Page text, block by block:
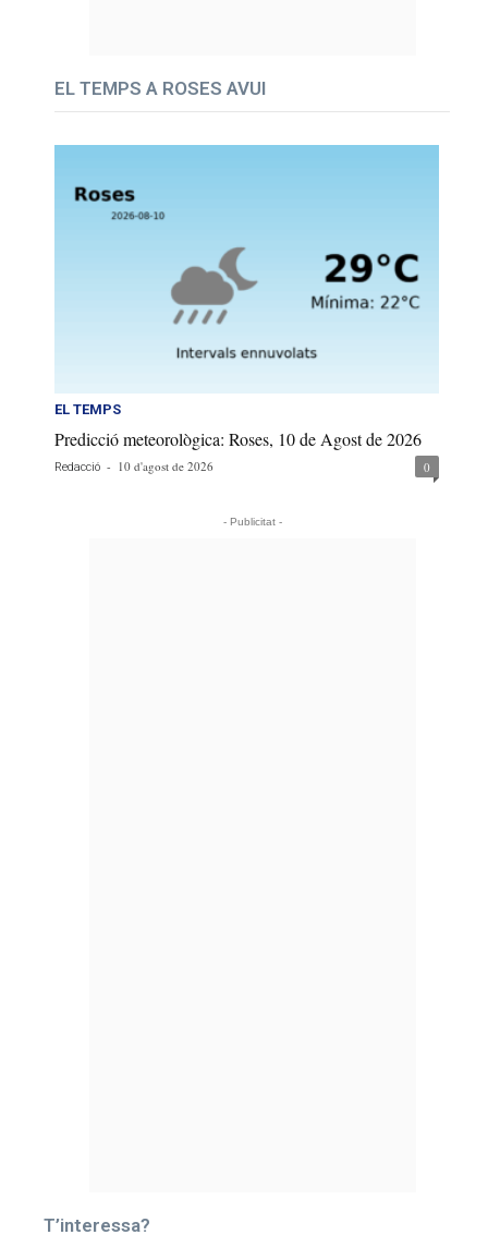
EL TEMPS A ROSES AVUI
EL TEMPS
Predicció meteorològica: Roses, 10 de Agost de 2026
Redacció - 10 d'agost de 2026 0
- Publicitat -
T’interessa?